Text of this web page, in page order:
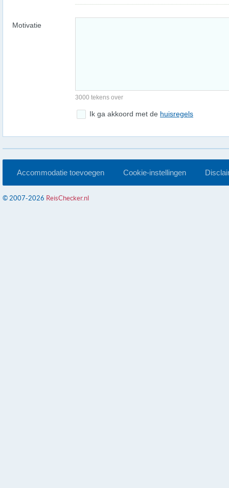
Motivatie
3000 tekens over
Ik ga akkoord met de huisregels
Accommodatie toevoegen Cookie-instellingen
© 2007-2026 ReisChecker.nl